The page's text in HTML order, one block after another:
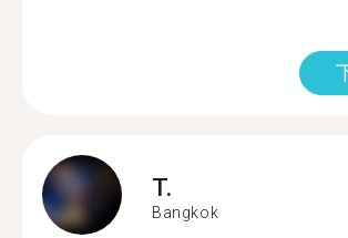
T.
Bangkok